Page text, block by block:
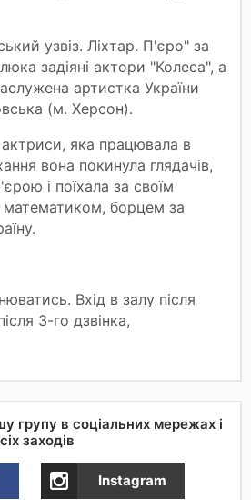
узвіз. Ліхтар. П'єро" за
задіяні актори "Колеса", а
артистка України
(м. Херсон).
яка працювала в
вона покинула глядачів,
і поїхала за своїм
борцем за
Вхід в залу після
3-го дзвінка,
групу в соціальних мережах і
заходів
Instagram